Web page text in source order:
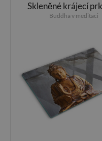
Skleněné krájecí
Buddha v meditaci